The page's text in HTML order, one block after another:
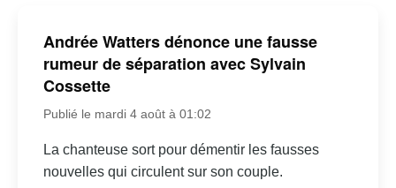
Andrée Watters dénonce une fausse
rumeur de séparation avec Sylvain
Cossette
Publié le mardi 4 août à 01:02
La chanteuse sort pour démentir les fausses
nouvelles qui circulent sur son couple.